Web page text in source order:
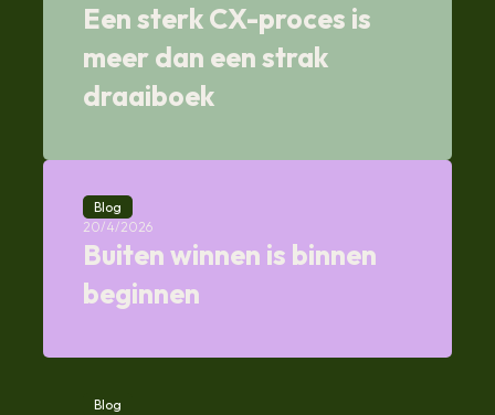
Een sterk CX-proces is
meer dan een strak
draaiboek
Blog
20/4/2026
Buiten winnen is binnen
beginnen
Blog